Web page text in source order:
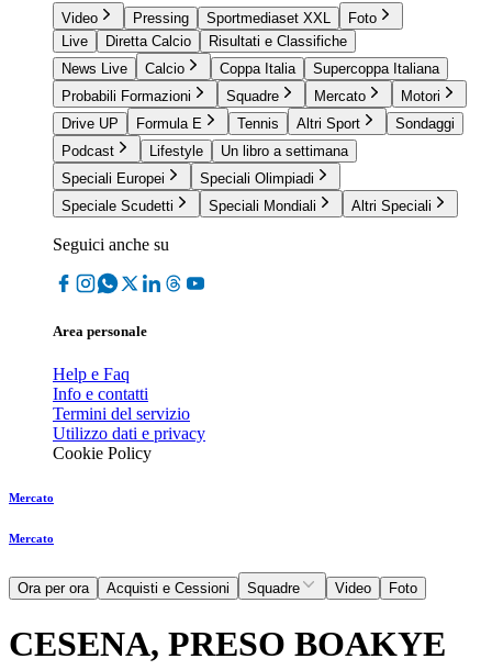
Video Pressing Sportmediaset XXL
Foto
Live
Diretta Calcio
Risultati e Classifiche
News Live
Calcio Coppa Italia
Supercoppa Italiana
Probabili Formazioni
Squadre Mercato
Motori
Drive UP
Formula E Tennis Altri Sport
Sondaggi
Podcast
Lifestyle
Un libro a settimana
Speciali Europei
Speciali Olimpiadi
Speciale Scudetti
Speciali Mondiali Altri Speciali
Seguici anche su
Area personale
Help e Faq
Info e contatti
Termini del servizio
Utilizzo dati e privacy
Cookie Policy
Mercato
Mercato
Ora per ora Acquisti e Cessioni Squadre Video Foto
CESENA, PRESO BOAKYE